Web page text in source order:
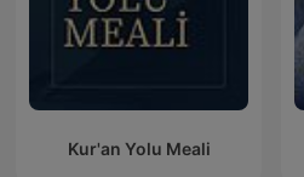
Kur'an Yolu Meali